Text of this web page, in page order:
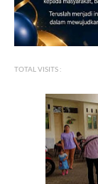
TOTAL VISITS :